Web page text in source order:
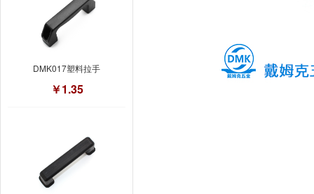
DMK017塑料拉手
￥1.35